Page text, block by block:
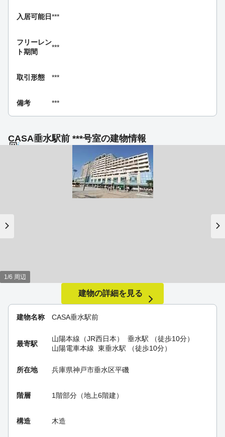
入居可能日***
フリーレン
ト期間
***
取引形態 ***
備考 ***
CASA垂水駅前 ***号室の建物情報
建物名称 CASA垂水駅前
最寄駅
山陽本線（JR西日本） 垂水駅 （徒歩10分）
山陽電車本線 東垂水駅 （徒歩10分）
所在地 兵庫県神戸市垂水区平磯
階層 1階部分（地上6階建）
構造 木造
1/6 周辺
建物の詳細を見る